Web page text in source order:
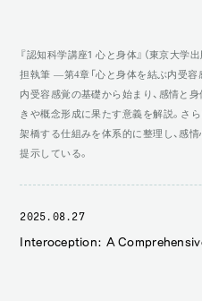
『認知科学講座1 心と身体』（東京大
担執筆 ―第4章「心と身体を結ぶ内受容
内受容感覚の基礎から始まり、感情と
きや概念形成に果たす意義を解説。さ
架橋する仕組みを体系的に整理し、感
提示している。
2025.08.27
Interoception: A